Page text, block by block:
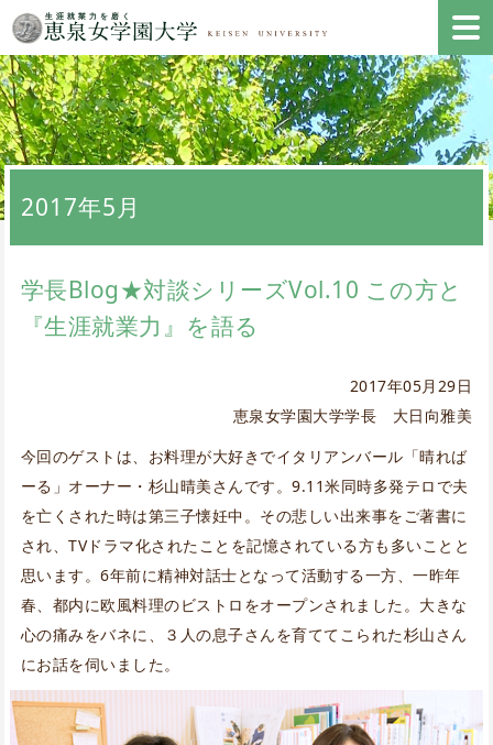
2017年5月
学長Blog★対談シリーズVol.10 この方と
『生涯就業力』を語る
2017年05月29日
恵泉女学園大学学長 大日向雅美
今回のゲストは、お料理が大好きでイタリアンバール「晴れば
ーる」オーナー・杉山晴美さんです。9.11米同時多発テロで夫
を亡くされた時は第三子懐妊中。その悲しい出来事をご著書に
され、TVドラマ化されたことを記憶されている方も多いことと
思います。6年前に精神対話士となって活動する一方、一昨年
春、都内に欧風料理のビストロをオープンされました。大きな
心の痛みをバネに、３人の息子さんを育ててこられた杉山さん
にお話を伺いました。